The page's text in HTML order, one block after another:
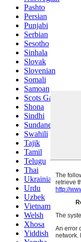
Pashto
Persian
Punjabi
Serbian
Sesotho
Sinhala
Slovak
Slovenian
Somali
Samoan
Scots Gaelic
Shona
Sindhi
Sundanese
Swahili
Tajik
Tamil
Telugu
Thai
Ukrainian
Urdu
Uzbek
Vietnamese
Welsh
Xhosa
Yiddish